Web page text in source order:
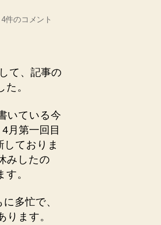
遅
た
が
エ
プ
リ
フ
ー
ル
画、
今
年
4件のコメント
て、記事の
。
いている今
月第一回目
ておりま
みしたの
。
多忙で、
ます。